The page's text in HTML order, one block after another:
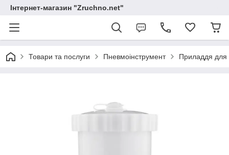
Інтернет-магазин "Zruchno.net"
Товари та послуги Пневмоінструмент Приладдя для